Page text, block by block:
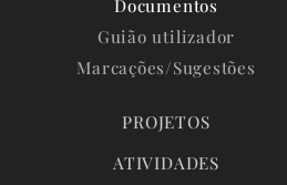
Documentos
Guião utilizador
Marcações/Sugestões
PROJETOS
ATIVIDADES